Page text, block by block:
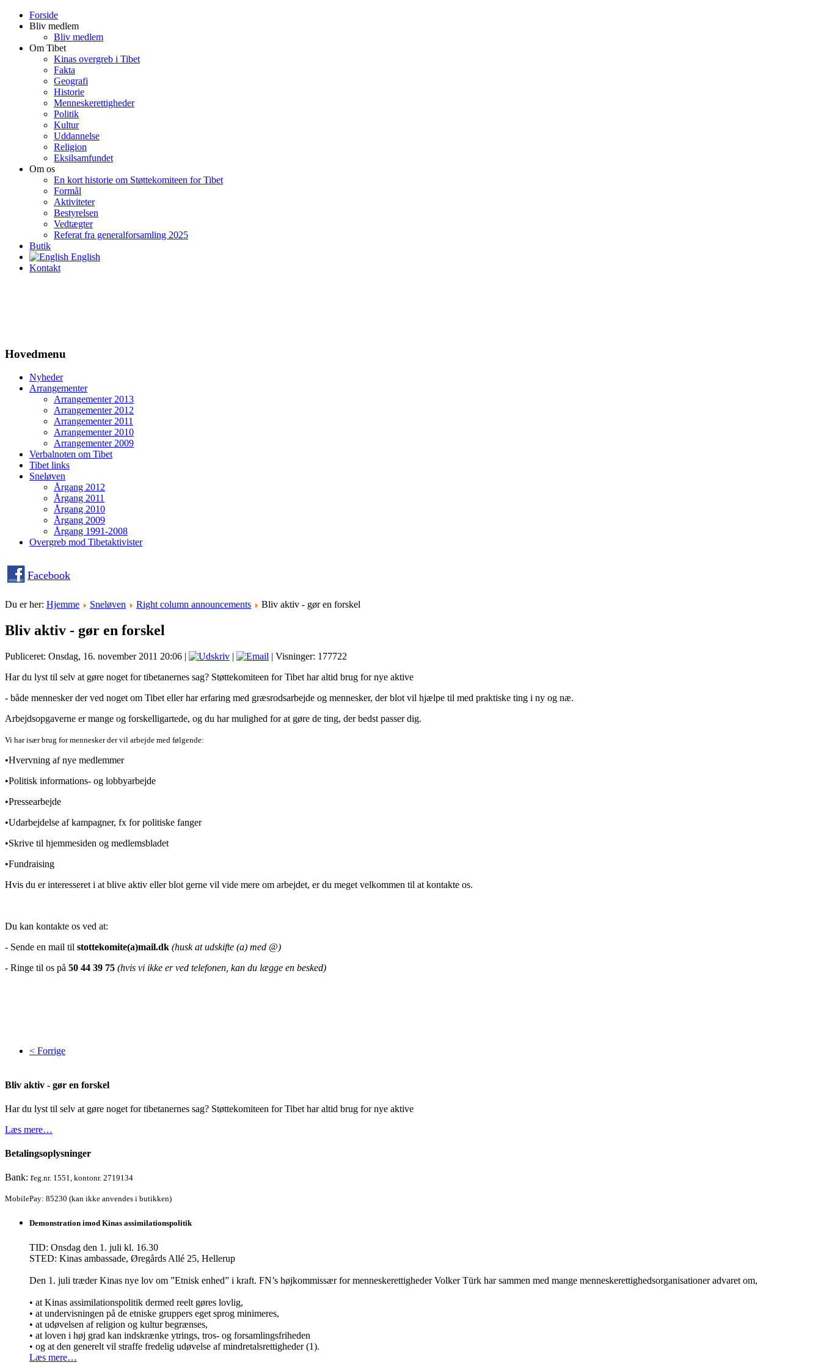
Forside
Bliv medlem
Bliv medlem
Om Tibet
Kinas overgreb i Tibet
Fakta
Geografi
Historie
Menneskerettigheder
Politik
Kultur
Uddannelse
Religion
Eksilsamfundet
Om os
En kort historie om Støttekomiteen for Tibet
Formål
Aktiviteter
Bestyrelsen
Vedtægter
Referat fra generalforsamling 2025
Butik
English
Kontakt
Hovedmenu
Nyheder
Arrangementer
Arrangementer 2013
Arrangementer 2012
Arrangementer 2011
Arrangementer 2010
Arrangementer 2009
Verbalnoten om Tibet
Tibet links
Sneløven
Årgang 2012
Årgang 2011
Årgang 2010
Årgang 2009
Årgang 1991-2008
Overgreb mod Tibetaktivister
Facebook
Du er her: Hjemme Sneløven Right column announcements Bliv aktiv - gør en forskel
Bliv aktiv - gør en forskel
Publiceret: Onsdag, 16. november 2011 20:06 | |
| Visninger: 177722
Har du lyst til selv at gøre noget for tibetanernes sag? Støttekomiteen for Tibet har altid brug for nye aktive
- både mennesker der ved noget om Tibet eller har erfaring med græsrodsarbejde og mennesker, der blot vil hjælpe til med praktiske ting i ny og næ.
Arbejdsopgaverne er mange og forskelligartede, og du har mulighed for at gøre de ting, der bedst passer dig.
Vi har især brug for mennesker der vil arbejde med følgende:
•Hvervning af nye medlemmer
•Politisk informations- og lobbyarbejde
•Pressearbejde
•Udarbejdelse af kampagner, fx for politiske fanger
•Skrive til hjemmesiden og medlemsbladet
•Fundraising
Hvis du er interesseret i at blive aktiv eller blot gerne vil vide mere om arbejdet, er du meget velkommen til at kontakte os.
Du kan kontakte os ved at:
- Sende en mail til stottekomite(a)mail.dk (husk at udskifte (a) med @)
- Ringe til os på 50 44 39 75 (hvis vi ikke er ved telefonen, kan du lægge en besked)
< Forrige
Bliv aktiv - gør en forskel
Har du lyst til selv at gøre noget for tibetanernes sag? Støttekomiteen for Tibet har altid brug for nye aktive
Læs mere…
Betalingsoplysninger
Bank: reg.nr. 1551, kontonr. 2719134
MobilePay: 85230 (kan ikke anvendes i butikken)
Demonstration imod Kinas assimilationspolitik
TID: Onsdag den 1. juli kl. 16.30
STED: Kinas ambassade, Øregårds Allé 25, Hellerup
Den 1. juli træder Kinas nye lov om ”Etnisk enhed” i kraft. FN’s højkommissær for menneskerettigheder Volker Türk har sammen med mange menneskerettighedsorganisationer advaret om,
• at Kinas assimilationspolitik dermed reelt gøres lovlig,
• at undervisningen på de etniske gruppers eget sprog minimeres,
• at udøvelsen af religion og kultur begrænses,
• at loven i høj grad kan indskrænke ytrings, tros- og forsamlingsfriheden
• og at den generelt vil straffe fredelig udøvelse af mindretalsrettigheder (1).
Læs mere…